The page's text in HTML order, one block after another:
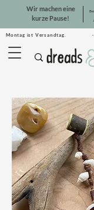
Montag ist Versandtag.
Wir machen eine
kurze Pause!